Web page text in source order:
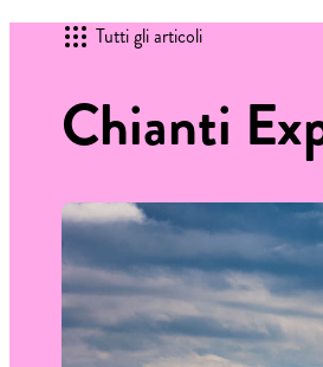
Tutti gli articoli
Chianti